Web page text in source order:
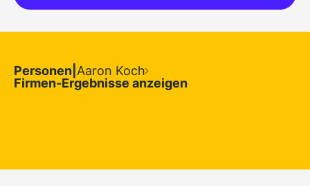
Personen Aaron Koch
Firmen-Ergebnisse anzeigen